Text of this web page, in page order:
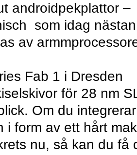
androidpekplattor –
som idag nästan
av
Fab 1 i Dresden
för 28 nm
Om du integrerar
i form av ett hårt
nu, så kan du få